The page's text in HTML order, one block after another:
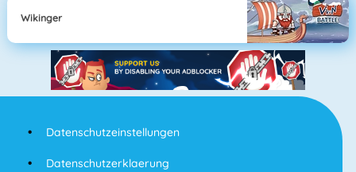
Wikinger
Datenschutzeinstellungen
Datenschutzerklaerung